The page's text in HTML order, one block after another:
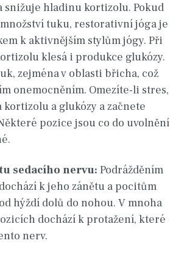
snižuje hladinu kortizolu. Pokud
tuku, restorativní jóga je
k aktivnějším stylům jógy. Při
klesá i produkce glukózy.
zejména v oblasti břicha, což
onemocněním. Omezíte-li stres,
a glukózy a začnete
pozice jsou co do uvolnění
sedacího nervu: Podrážděním
k jeho zánětu a pocitům
hýždí dolů do nohou. V mnoha
dochází k protažení, které
nerv.